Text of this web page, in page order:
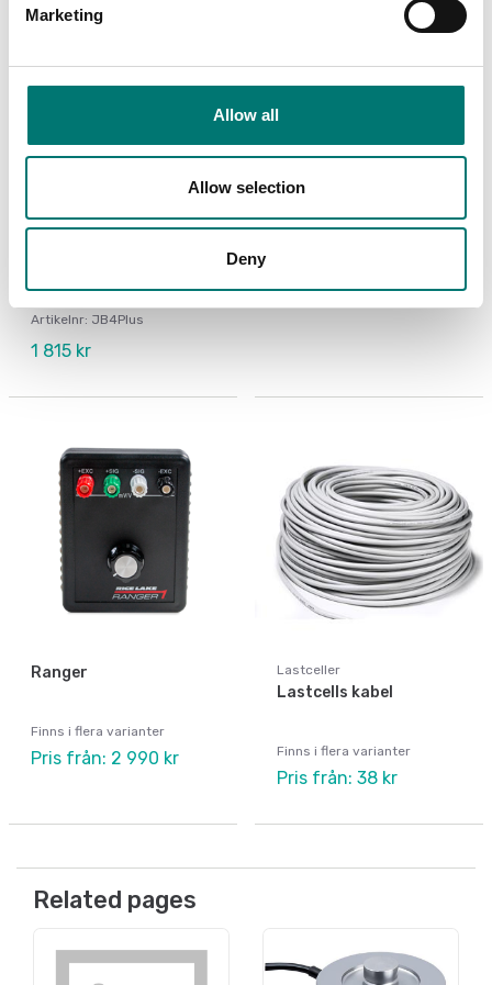
Marketing
Allow all
Allow selection
Deny
Kopplingsbox IP67 för
4st lastceller ABS plast
med
utomhusmiljöer.
Artikelnr: JB4Plus
1 815 kr
Kopplingsbox IP68 i
rostfritt stål för 4-
tråds lastscellskablar.
539 kr
Ranger
Finns i flera varianter
Pris från: 2 990 kr
Lastceller
Lastcells kabel
Finns i flera varianter
Pris från: 38 kr
Related pages